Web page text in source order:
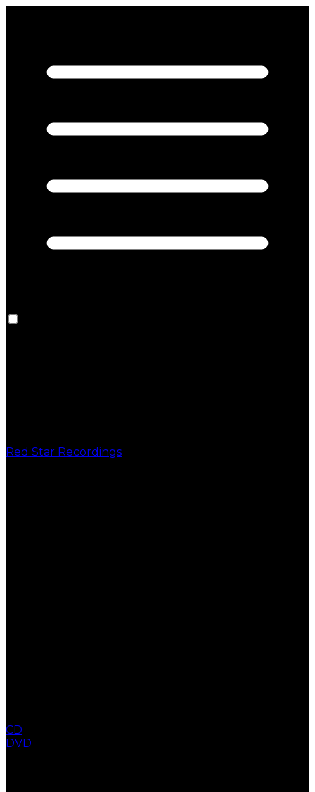
Red Star Recordings
CD
DVD